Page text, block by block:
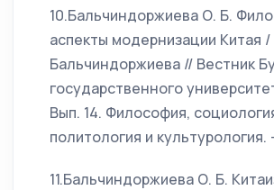
10.Бальчиндоржиева О. Б.
аспекты модернизации Китая /
Бальчиндоржиева // Вестник
государственного
Вып. 14. Философия,
политология и культурология.
11.Бальчиндоржиева О. Б.